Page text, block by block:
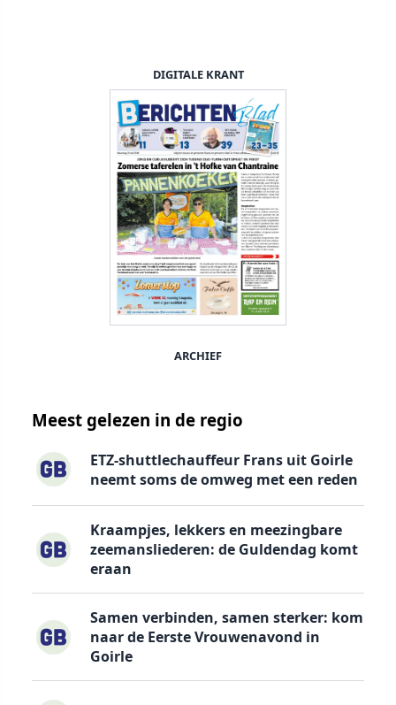
DIGITALE KRANT
ARCHIEF
Meest gelezen in de regio
ETZ-shuttlechauffeur Frans uit Goirle
neemt soms de omweg met een reden
Kraampjes, lekkers en meezingbare
zeemansliederen: de Guldendag komt
eraan
Samen verbinden, samen sterker: kom
naar de Eerste Vrouwenavond in
Goirle